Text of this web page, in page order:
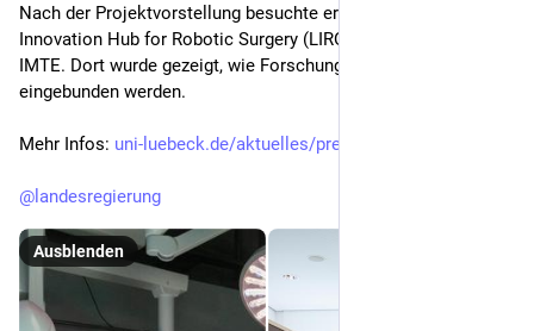
Nach der Projektvorstellung besuchte er den Lübeck
Innovation Hub for Robotic Surgery (LIROS) am Fraunhofer
IMTE. Dort wurde gezeigt, wie Forschungslabore in die Lehre
eingebunden werden.
Mehr Infos: uni-luebeck.de/aktuelles/press
@ landesregierung
Ausblenden